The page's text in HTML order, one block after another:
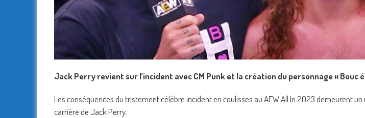
Jack Perry revient sur l’incident avec CM Punk et la création du personnage « Bouc
Les conséquences du tristement célèbre incident en coulisses au AEW All In 2023 demeurent
carrière de Jack Perry.